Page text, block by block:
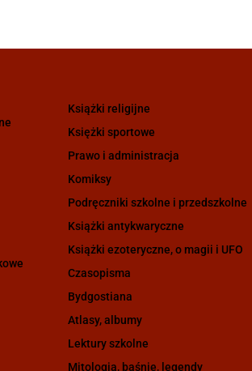
Książki religijne
Księżki sportowe
Prawo i administracja
Komiksy
Podręczniki szkolne i przedszkolne
Książki antykwaryczne
Książki ezoteryczne, o magii i UFO
Czasopisma
Bydgostiana
Atlasy, albumy
Lektury szkolne
Mitologia, baśnie, legendy